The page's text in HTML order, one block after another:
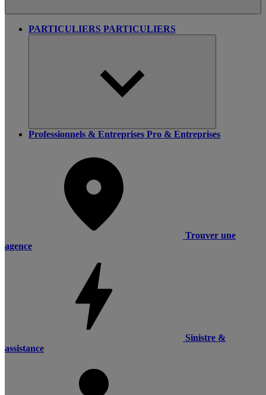
PARTICULIERS PARTICULIERS
Professionnels & Entreprises Pro & Entreprises
Trouver une
agence
Sinistre &
assistance